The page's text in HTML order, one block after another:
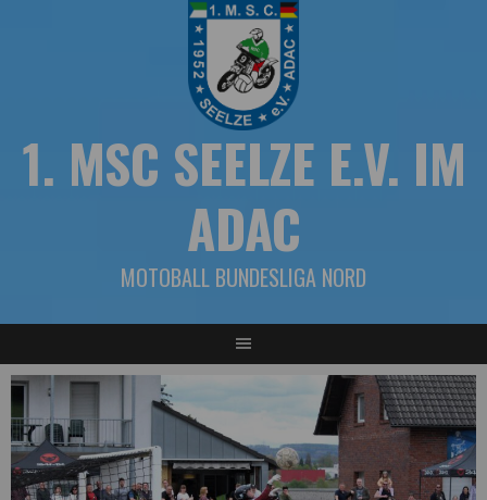
1. MSC SEELZE E.V. IM
ADAC
MOTOBALL BUNDESLIGA NORD